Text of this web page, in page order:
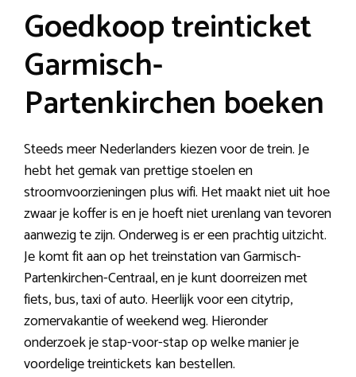
Goedkoop treinticket
Garmisch-
Partenkirchen boeken
Steeds meer Nederlanders kiezen voor de trein. Je
hebt het gemak van prettige stoelen en
stroomvoorzieningen plus wifi. Het maakt niet uit hoe
zwaar je koffer is en je hoeft niet urenlang van tevoren
aanwezig te zijn. Onderweg is er een prachtig uitzicht.
Je komt fit aan op het treinstation van Garmisch-
Partenkirchen-Centraal, en je kunt doorreizen met
fiets, bus, taxi of auto. Heerlijk voor een citytrip,
zomervakantie of weekend weg. Hieronder
onderzoek je stap-voor-stap op welke manier je
voordelige treintickets kan bestellen.